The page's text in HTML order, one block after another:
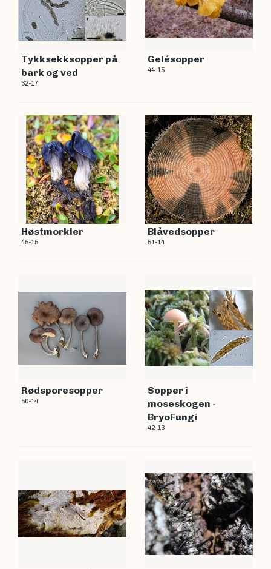
Tykksekksopper på
bark og ved
32-17
Gelésopper
44-15
Høstmorkler
45-15
Blåvedsopper
51-14
Rødsporesopper
50-14
Sopper i
moseskogen -
BryoFungi
42-13